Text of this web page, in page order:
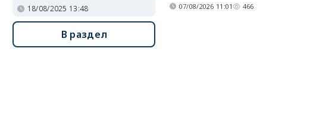
07/08/2026 11:01 466
18/08/2025 13:48
В раздел